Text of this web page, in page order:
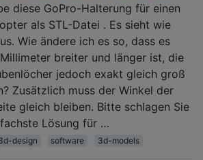
diese GoPro-Halterung für einen
als STL-Datei . Es sieht wie
Wie ändere ich es so, dass es
breiter und länger ist, die
jedoch exakt gleich groß
Zusätzlich muss der Winkel der
gleich bleiben. Bitte schlagen Sie
Lösung für …
design software 3d-models